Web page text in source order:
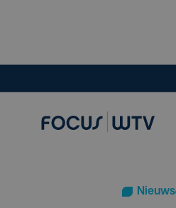
Nieuws